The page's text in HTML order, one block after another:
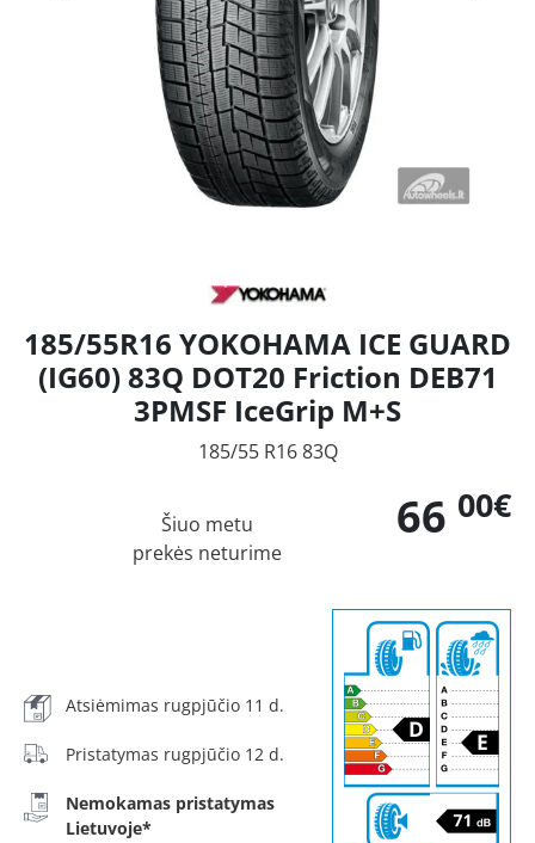
185/55R16 YOKOHAMA ICE GUARD
(IG60) 83Q DOT20 Friction DEB71
3PMSF IceGrip M+S
185/55 R16 83Q
66 00€
Šiuo metu
prekės neturime
Atsiėmimas rugpjūčio 11 d.
Pristatymas rugpjūčio 12 d.
Nemokamas pristatymas
Lietuvoje*